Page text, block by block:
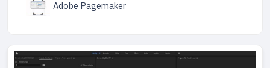
Adobe Pagemaker